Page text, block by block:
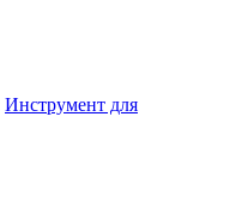
Инструмент для